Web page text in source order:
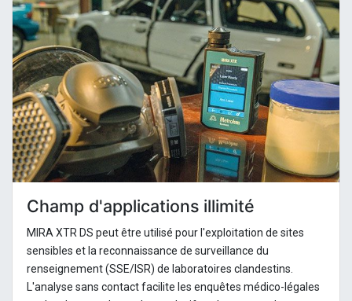
Champ d'applications illimité
MIRA XTR DS peut être utilisé pour l'exploitation de sites
sensibles et la reconnaissance de surveillance du
renseignement (SSE/ISR) de laboratoires clandestins.
L'analyse sans contact facilite les enquêtes médico-légales